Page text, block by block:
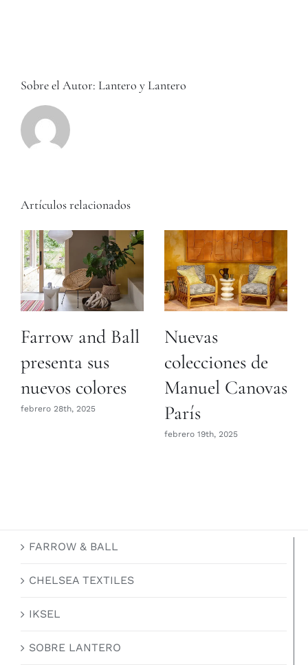
Sobre el Autor: Lantero y Lantero
Artículos relacionados
Farrow and Ball
presenta sus
nuevos colores
febrero 28th, 2025
Nuevas
colecciones de
Manuel Canovas
París
febrero 19th, 2025
FARROW & BALL
CHELSEA TEXTILES
IKSEL
SOBRE LANTERO